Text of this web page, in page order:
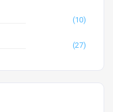
(10)
(27)